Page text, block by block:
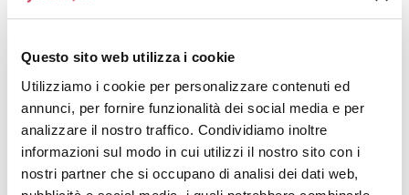
Questo sito web utilizza i cookie
Utilizziamo i cookie per personalizzare contenuti ed
annunci, per fornire funzionalità dei social media e per
analizzare il nostro traffico. Condividiamo inoltre
informazioni sul modo in cui utilizzi il nostro sito con i
nostri partner che si occupano di analisi dei dati web,
Area di personalizzazione
Domande e risposte
Prodotti alternativi